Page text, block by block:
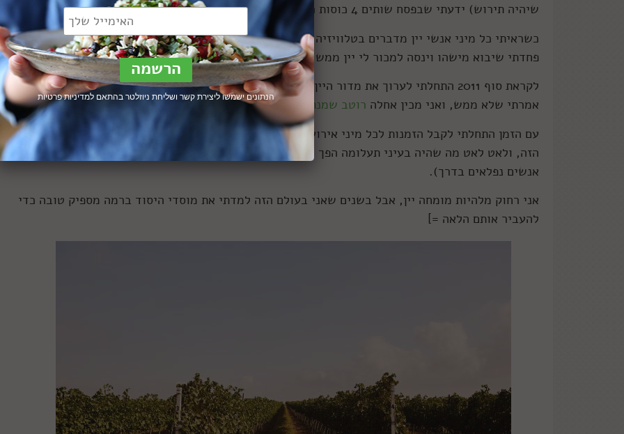
שיהיה תירוש) ידעתי שבפסח שותים 4 כוסות כי ככה כתוב בהגדה, וזהו בערך.
כשראיתי כל מיני אנשי יין מדברים בטלוויזיה לא הבנתי על מה הם מדברים ומה הם רוצים, וכשאכלתי
פחדתי שיבוא מישהו וינסה למכור לי יין ממש יקר שממש לא תכננתי להוציא עליו כסף.
לקראת סוף 2011 התחלתי לערוך את מדור היין באתר נענע10. המנהלת תוכן שאלה אותי: אתה יודע לכתוב
אמרתי שלא ממש, ואני מכין אחלה רוטב שמנת פטריות עם יין. אבל אני אשמח ללמוד!
עם הזמן התחלתי לקבל הזמנות לכל מיני אירועי יין, לפגוש את האנשים שמייצרים ומשווקים את המשקה
הזה, ולאט לאט מה שהיה בעיני תעלומה הפך לתחביב, ועזר לי מאוד להרחיב את אופקיי הקולינריים (ולהכיר
אנשים נפלאים בדרך).
אני רחוק מלהיות מומחה יין, אבל בשנים שאני בעולם הזה למדתי את מוסדי היסוד ברמה מספיק טובה כדי
להעביר אותם הלאה =]
הנתונים ישמשו ליצירת קשר ושליחת ניוזלטר בהתאם למדיניות פרטיות